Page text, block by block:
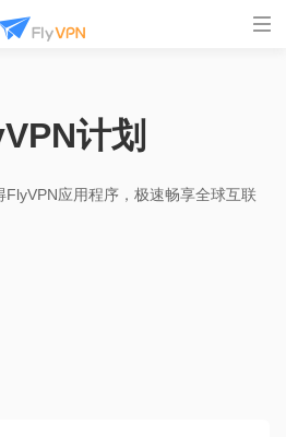
计划
应用程序，极速畅享全球互联